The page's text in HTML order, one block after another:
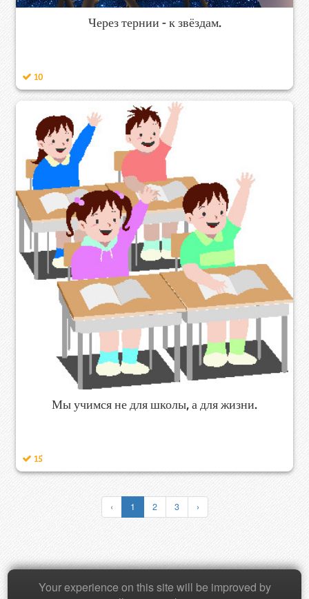
Через тернии - к звёздам.
10
Мы учимся не для школы, а для жизни.
15
‹ 1 2 3 ›
Copyright © 2026 Baamboozle Inc.
Your experience on this site will be improved by